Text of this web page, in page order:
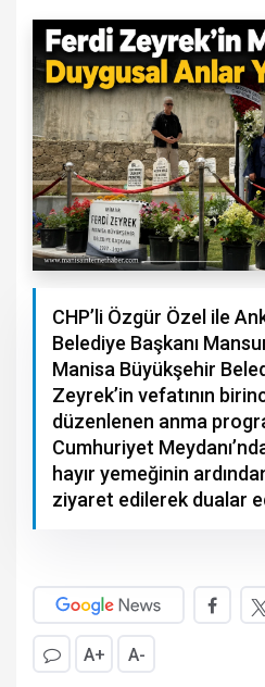
CHP’li Özgür Özel ile
Belediye Başkanı
Manisa Büyükşehir
Zeyrek’in vefatının
düzenlenen anma
Cumhuriyet
hayır yemeğinin
ziyaret edilerek dualar
A+ A-